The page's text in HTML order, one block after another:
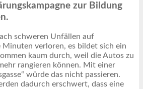
zur Bildung
schweren Unfällen auf
verloren, es bildet sich ein
kaum durch, weil die Autos zu
rangieren können. Mit einer
würde das nicht passieren.
dadurch erschwert, dass eine